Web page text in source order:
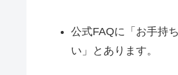
公式FAQに「お手持
い」とあります。